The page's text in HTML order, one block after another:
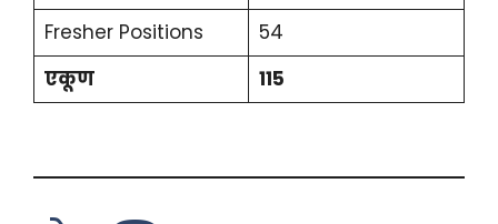
Fresher Positions
54
एकूण
115